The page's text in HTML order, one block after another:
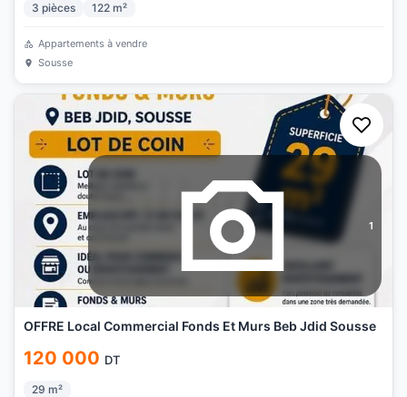
3 pièces 122 m²
Appartements à vendre
Sousse
1
OFFRE Local Commercial Fonds Et Murs Beb Jdid Sousse
120 000 DT
29 m²